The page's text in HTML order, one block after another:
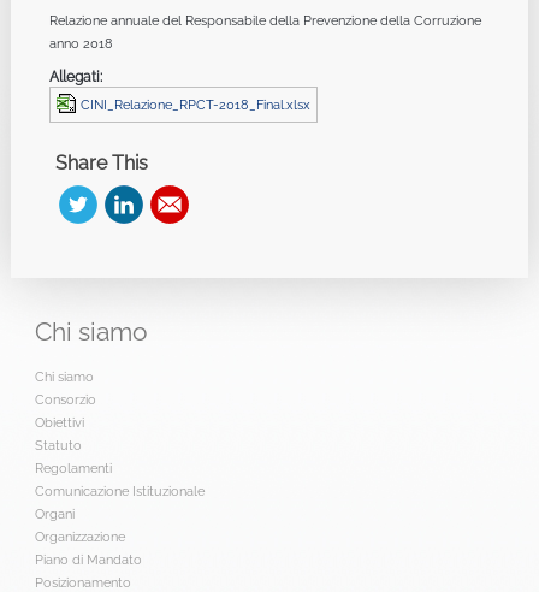
Relazione annuale del Responsabile della Prevenzione della Corruzione
anno 2018
Allegati:
CINI_Relazione_RPCT-2018_Final.xlsx
Share This
Chi siamo
Chi siamo
Consorzio
Obiettivi
Statuto
Regolamenti
Comunicazione Istituzionale
Organi
Organizzazione
Piano di Mandato
Posizionamento